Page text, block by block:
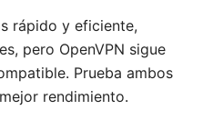
rápido y eficiente,
pero OpenVPN sigue
Prueba ambos
rendimiento.